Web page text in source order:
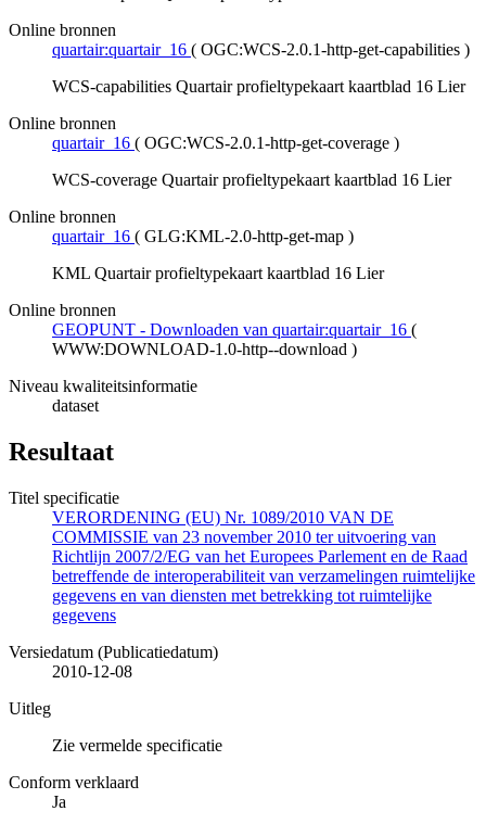
Online bronnen
quartair:quartair_16 ( OGC:WCS-2.0.1-http-get-capabilities )
WCS-capabilities Quartair profieltypekaart kaartblad 16 Lier
Online bronnen
quartair_16 ( OGC:WCS-2.0.1-http-get-coverage )
WCS-coverage Quartair profieltypekaart kaartblad 16 Lier
Online bronnen
quartair_16 ( GLG:KML-2.0-http-get-map )
KML Quartair profieltypekaart kaartblad 16 Lier
Online bronnen
GEOPUNT - Downloaden van quartair:quartair_16 (
WWW:DOWNLOAD-1.0-http--download )
Niveau kwaliteitsinformatie
dataset
Resultaat
Titel specificatie
VERORDENING (EU) Nr. 1089/2010 VAN DE
COMMISSIE van 23 november 2010 ter uitvoering van
Richtlijn 2007/2/EG van het Europees Parlement en de Raad
betreffende de interoperabiliteit van verzamelingen ruimtelijke
gegevens en van diensten met betrekking tot ruimtelijke
gegevens
Versiedatum (Publicatiedatum)
2010-12-08
Uitleg
Zie vermelde specificatie
Conform verklaard
Ja